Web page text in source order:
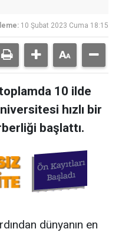
10 Şubat 2023 Cuma 18:15
10 ilde
hızlı bir
başlattı.
dünyanın en